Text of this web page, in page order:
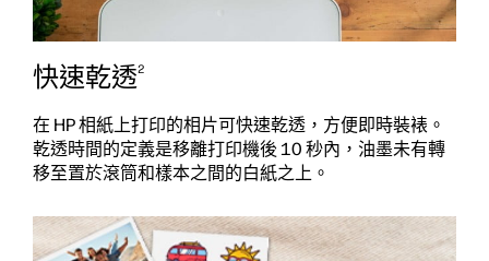
快速乾透2
在 HP 相紙上打印的相片可快速乾透，方便即時裝裱。
乾透時間的定義是移離打印機後 10 秒內，油墨未有轉
移至置於滾筒和樣本之間的白紙之上。